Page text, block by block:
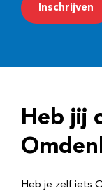
a
r
e
Inschrijven
Heb jij
Heb je zelf iets